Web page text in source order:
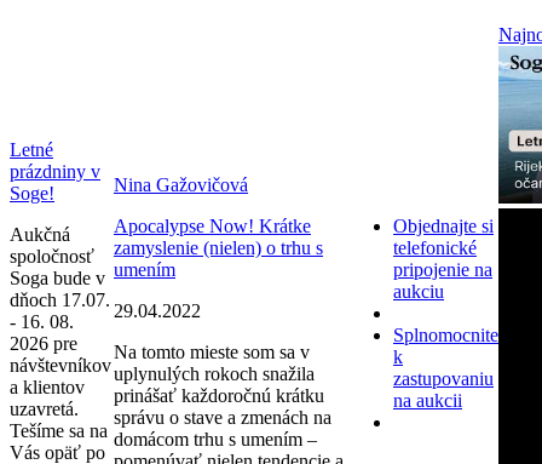
Letné
prázdniny v
Soge!
Aukčná
spoločnosť
Soga bude v
dňoch 17.07.
- 16. 08.
2026 pre
návštevníkov
a klientov
uzavretá.
Tešíme sa na
Vás opäť po
Nina Gažovičová
Apocalypse Now! Krátke
zamyslenie (nielen) o trhu s
umením
29.04.2022
Na tomto mieste som sa v
uplynulých rokoch snažila
prinášať každoročnú krátku
správu o stave a zmenách na
domácom trhu s umením –
Objednajte si
telefonické
pripojenie na
aukciu
Splnomocnite
k
zastupovaniu
na aukcii